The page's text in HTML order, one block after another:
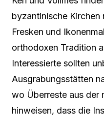
byzantinische Kirchen
Fresken und
orthodoxen Tradition
Interessierte sollten
Ausgrabungsstätten
wo Überreste aus der
hinweisen, dass die